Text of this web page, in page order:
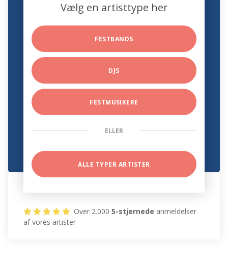
Vælg en artisttype her
FESTBANDS
DJS
FESTMUSIKERE
ELLER
ALLE TYPER ARTISTER
Over 2.0005-stjernede anmeldelser
af vores artister